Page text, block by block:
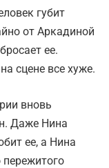
губит
от Аркадиной
ее.
сцене все хуже.
вновь
Даже Нина
ее, а Нина
пережитого